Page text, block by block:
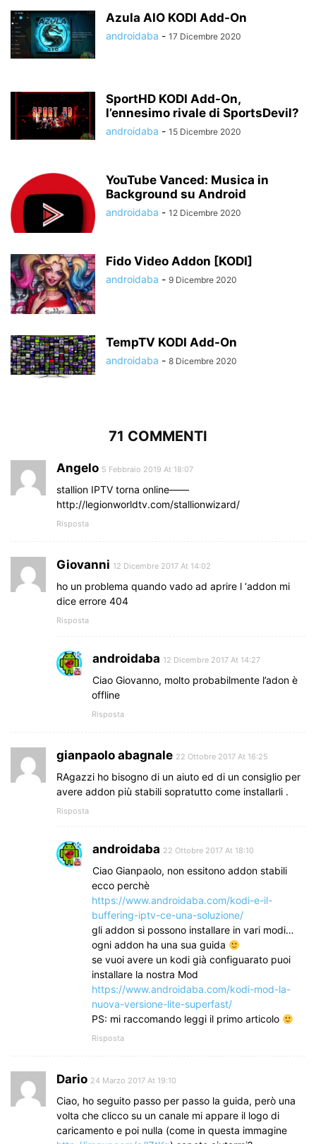
Azula AIO KODI Add-On
androidaba - 17 Dicembre 2020
SportHD KODI Add-On,
l’ennesimo rivale di SportsDevil?
androidaba - 15 Dicembre 2020
YouTube Vanced: Musica in
Background su Android
androidaba - 12 Dicembre 2020
Fido Video Addon [KODI]
androidaba - 9 Dicembre 2020
TempTV KODI Add-On
androidaba - 8 Dicembre 2020
71 COMMENTI
Angelo 5 Febbraio 2019 At 18:07
stallion IPTV torna online——
http://legionworldtv.com/stallionwizard/
Risposta
Giovanni 12 Dicembre 2017 At 14:02
ho un problema quando vado ad aprire l ‘addon mi
dice errore 404
Risposta
androidaba 12 Dicembre 2017 At 14:27
Ciao Giovanno, molto probabilmente l’adon è
offline
Risposta
gianpaolo abagnale 22 Ottobre 2017 At 16:25
RAgazzi ho bisogno di un aiuto ed di un consiglio per
avere addon più stabili sopratutto come installarli .
Risposta
androidaba 22 Ottobre 2017 At 18:10
Ciao Gianpaolo, non essitono addon stabili
ecco perchè
https://www.androidaba.com/kodi-e-il-
buffering-iptv-ce-una-soluzione/
gli addon si possono installare in vari modi…
ogni addon ha una sua guida
se vuoi avere un kodi già configuarato puoi
installare la nostra Mod
https://www.androidaba.com/kodi-mod-la-
nuova-versione-lite-superfast/
PS: mi raccomando leggi il primo articolo
Risposta
Dario 24 Marzo 2017 At 19:10
Ciao, ho seguito passo per passo la guida, però una
volta che clicco su un canale mi appare il logo di
caricamento e poi nulla (come in questa immagine